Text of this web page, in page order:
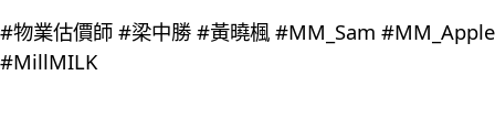
#物業估價師 #梁中勝 #黃曉楓 #MM_Sam #MM_Apple
#MillMILK